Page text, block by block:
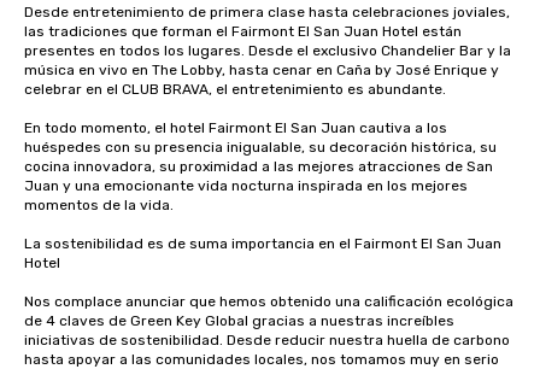
Desde entretenimiento de primera clase hasta celebraciones joviales,
las tradiciones que forman el Fairmont El San Juan Hotel están
presentes en todos los lugares. Desde el exclusivo Chandelier Bar y la
música en vivo en The Lobby, hasta cenar en Caña by José Enrique y
celebrar en el CLUB BRAVA, el entretenimiento es abundante.
En todo momento, el hotel Fairmont El San Juan cautiva a los
huéspedes con su presencia inigualable, su decoración histórica, su
cocina innovadora, su proximidad a las mejores atracciones de San
Juan y una emocionante vida nocturna inspirada en los mejores
momentos de la vida.
La sostenibilidad es de suma importancia en el Fairmont El San Juan
Hotel
Nos complace anunciar que hemos obtenido una calificación ecológica
de 4 claves de Green Key Global gracias a nuestras increíbles
iniciativas de sostenibilidad. Desde reducir nuestra huella de carbono
hasta apoyar a las comunidades locales, nos tomamos muy en serio